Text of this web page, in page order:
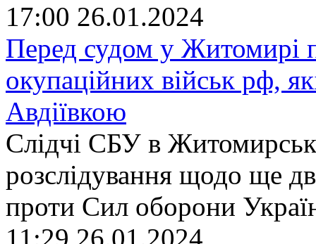
17:00 26.01.2024
Перед судом у Житомирі
окупаційних військ рф,
Авдіївкою
Слідчі СБУ в
розслідування щодо ще
проти Сил оборони
11:29 26.01.2024